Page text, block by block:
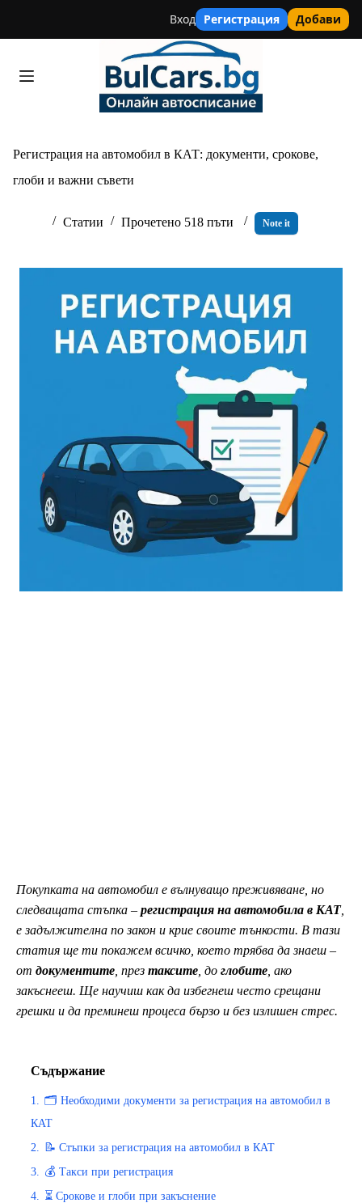
Вход Регистрация Добави
Регистрация на автомобил в КАТ: документи, срокове,
глоби и важни съвети
Статии Прочетено 518 пъти Note it
Покупката на автомобил е вълнуващо преживяване, но
следващата стъпка – регистрация на автомобила в КАТ,
е задължителна по закон и крие своите тънкости. В тази
статия ще ти покажем всичко, което трябва да знаеш –
от документите , през таксите , до глобите , ако
закъснееш. Ще научиш как да избегнеш често срещани
грешки и да преминеш процеса бързо и без излишен стрес.
Съдържание
1.
🗂️ Необходими документи за регистрация на автомобил в
КАТ
2.
📝 Стъпки за регистрация на автомобил в КАТ
3.
💰 Такси при регистрация
4.
⏳ Срокове и глоби при закъснение